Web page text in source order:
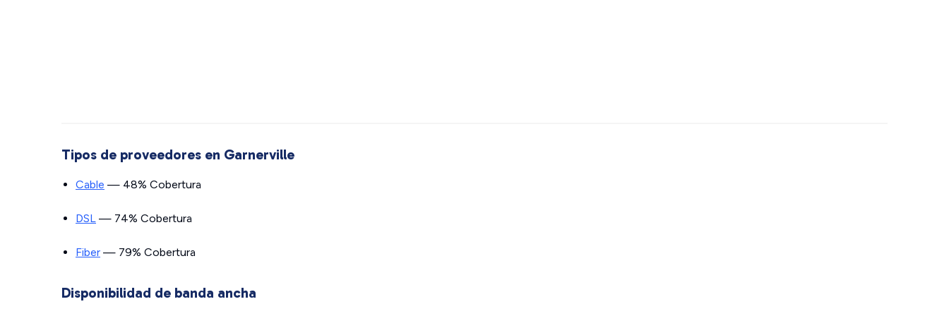
Tipos de proveedores en Garnerville
Cable — 48% Cobertura
DSL — 74% Cobertura
Fiber — 79% Cobertura
Disponibilidad de banda ancha